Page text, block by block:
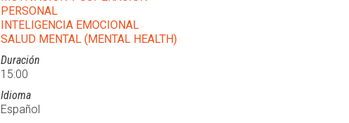
PERSONAL
INTELIGENCIA EMOCIONAL
SALUD MENTAL (MENTAL HEALTH)
Duración
15:00
Idioma
Español